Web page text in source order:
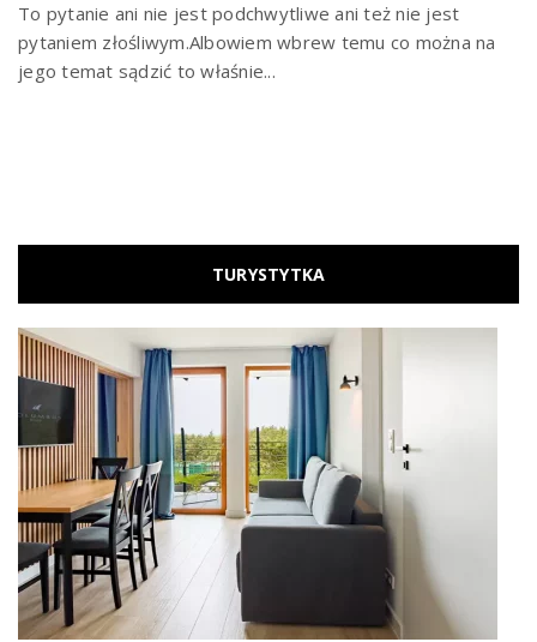
To pytanie ani nie jest podchwytliwe ani też nie jest
pytaniem złośliwym.Albowiem wbrew temu co można na
jego temat sądzić to właśnie...
TURYSTYTKA